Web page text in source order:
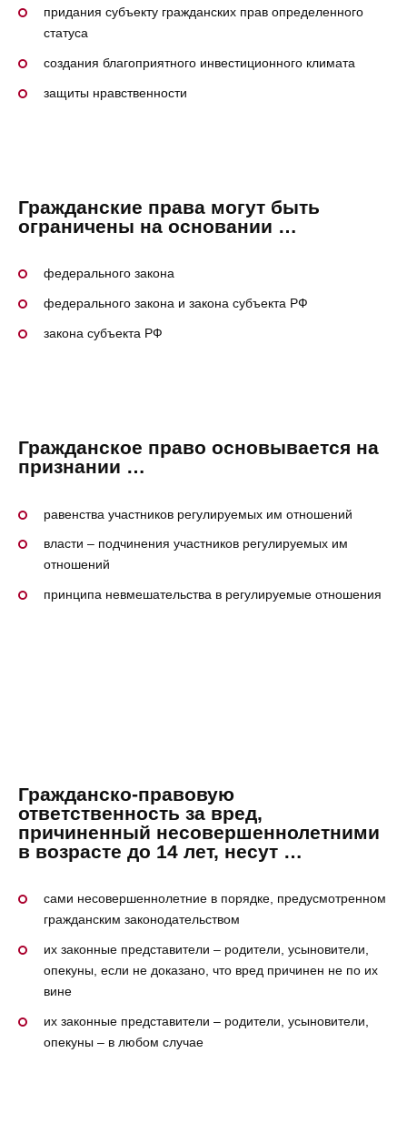
придания субъекту гражданских прав определенного
статуса
создания благоприятного инвестиционного климата
защиты нравственности
Гражданские права могут быть
ограничены на основании …
федерального закона
федерального закона и закона субъекта РФ
закона субъекта РФ
Гражданское право основывается на
признании …
равенства участников регулируемых им отношений
власти – подчинения участников регулируемых им
отношений
принципа невмешательства в регулируемые отношения
Гражданско-правовую
ответственность за вред,
причиненный несовершеннолетними
в возрасте до 14 лет, несут …
сами несовершеннолетние в порядке, предусмотренном
гражданским законодательством
их законные представители – родители, усыновители,
опекуны, если не доказано, что вред причинен не по их
вине
их законные представители – родители, усыновители,
опекуны – в любом случае